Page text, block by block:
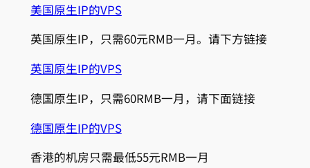
美国原生IP的VPS
英国原生IP，只需60元RMB一月。请下方链接
英国原生IP的VPS
德国原生IP，只需60RMB一月，请下面链接
德国原生IP的VPS
香港的机房只需最低55元RMB一月